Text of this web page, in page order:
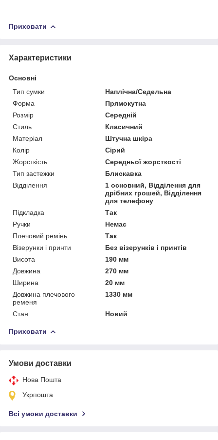
Приховати
Характеристики
Основні
Тип сумки
Наплічна/Седельна
Форма
Прямокутна
Розмір
Середній
Стиль
Класичний
Матеріал
Штучна шкіра
Колір
Сірий
Жорсткість
Середньої жорсткості
Тип застежки
Блискавка
Відділення
1 основний, Відділення для
дрібних грошей, Відділення
для телефону
Підкладка
Так
Ручки
Немає
Плечовий ремінь
Так
Візерунки і принти
Без візерунків і принтів
Висота
190 мм
Довжина
270 мм
Ширина
20 мм
Довжина плечового
ременя
1330 мм
Стан Новий
Приховати
Умови доставки
Нова Пошта
Укрпошта
Всі умови доставки